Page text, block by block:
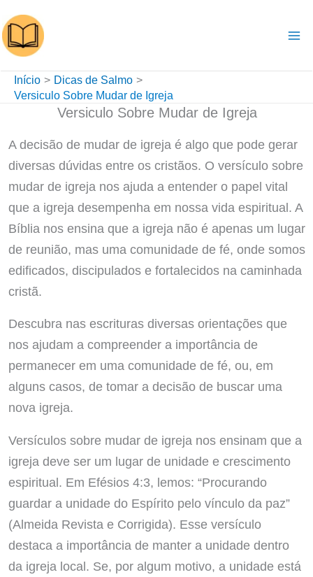
para
o
conteúdo
Início
Dicas de Salmo
Versiculo Sobre Mudar de Igreja
Versiculo Sobre Mudar de Igreja
A decisão de mudar de igreja é algo que pode gerar
diversas dúvidas entre os cristãos. O versículo sobre
mudar de igreja nos ajuda a entender o papel vital
que a igreja desempenha em nossa vida espiritual. A
Bíblia nos ensina que a igreja não é apenas um lugar
de reunião, mas uma comunidade de fé, onde somos
edificados, discipulados e fortalecidos na caminhada
cristã.
Descubra nas escrituras diversas orientações que
nos ajudam a compreender a importância de
permanecer em uma comunidade de fé, ou, em
alguns casos, de tomar a decisão de buscar uma
nova igreja.
Versículos sobre mudar de igreja nos ensinam que a
igreja deve ser um lugar de unidade e crescimento
espiritual. Em Efésios 4:3, lemos: “Procurando
guardar a unidade do Espírito pelo vínculo da paz”
(Almeida Revista e Corrigida). Esse versículo
destaca a importância de manter a unidade dentro
da igreja local. Se, por algum motivo, a unidade está